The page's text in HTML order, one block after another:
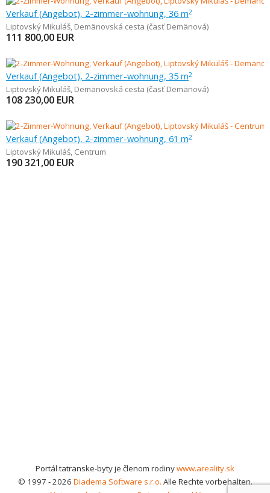
Verkauf (Angebot), 2-zimmer-wohnung, 36 m2
Liptovský Mikuláš, Demänovská cesta (časť Demänová)
111 800,00 EUR
Verkauf (Angebot), 2-zimmer-wohnung, 35 m2
Liptovský Mikuláš, Demänovská cesta (časť Demänová)
108 230,00 EUR
Verkauf (Angebot), 2-zimmer-wohnung, 61 m2
Liptovský Mikuláš, Centrum
190 321,00 EUR
Portál tatranske-byty je členom rodinywww.areality.sk
© 1997 - 2026 Diadema Software s.r.o. Alle Rechte vorbehalten.